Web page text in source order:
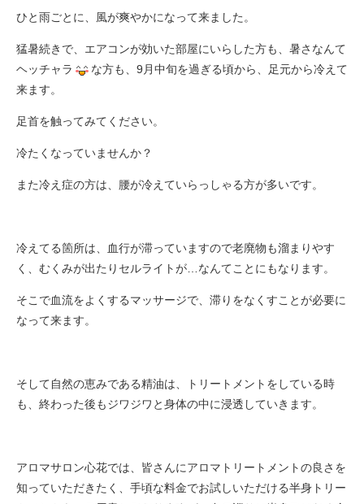
ひと雨ごとに、風が爽やかになって来ました。
猛暑続きで、エアコンが効いた部屋にいらした方も、暑さなんて
ヘッチャラ
な方も、9月中旬を過ぎる頃から、足元から冷えて
来ます。
足首を触ってみてください。
冷たくなっていませんか？
また冷え症の方は、腰が冷えていらっしゃる方が多いです。
冷えてる箇所は、血行が滞っていますので老廃物も溜まりやす
く、むくみが出たりセルライトが…なんてことにもなります。
そこで血流をよくするマッサージで、滞りをなくすことが必要に
なって来ます。
そして自然の恵みである精油は、トリートメントをしている時
も、終わった後もジワジワと身体の中に浸透していきます。
アロマサロン心花では、皆さんにアロマトリートメントの良さを
知っていただきたく、手頃な料金でお試しいただける半身トリー